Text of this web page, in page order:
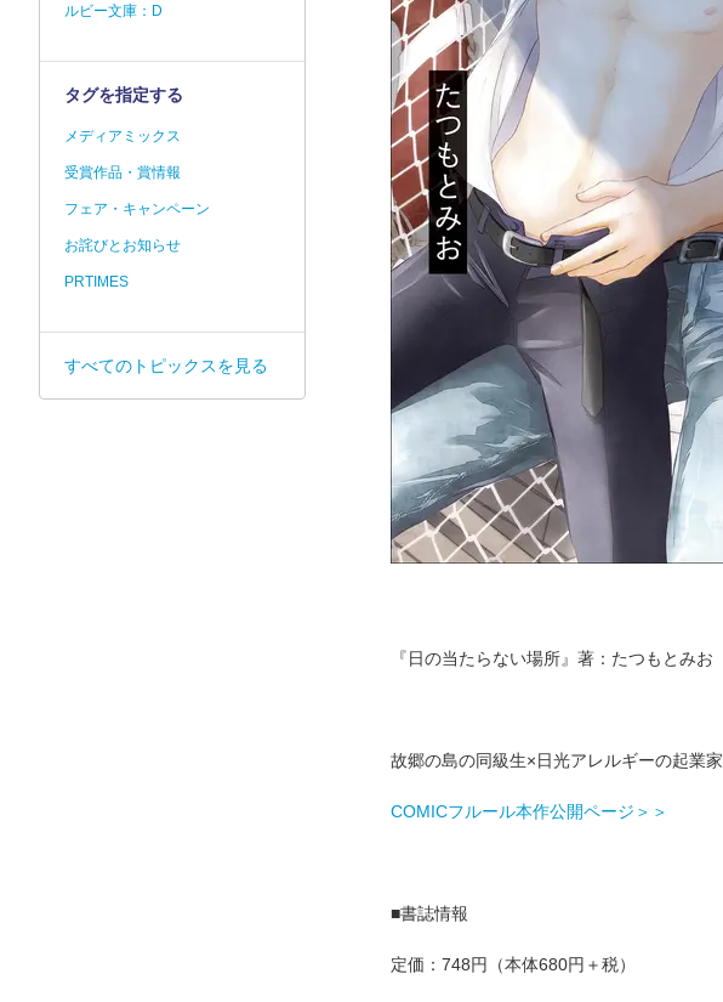
『日の当たらない場所』著：たつもとみお
故郷の島の同級生×日光アレルギーの起業家
COMICフルール本作公開ページ＞＞
■書誌情報
定価：748円（本体680円＋税）
ルビー文庫：D
タグを指定する
メディアミックス
受賞作品・賞情報
フェア・キャンペーン
お詫びとお知らせ
PRTIMES
すべてのトピックスを見る